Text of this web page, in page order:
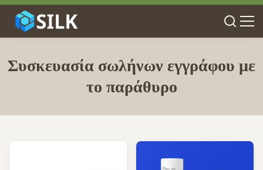
Συσκευασία σωλήνων εγγράφου με
το παράθυρο